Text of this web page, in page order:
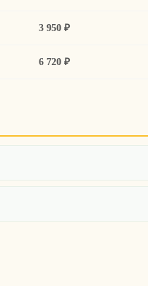
3 950 ₽
6 720 ₽